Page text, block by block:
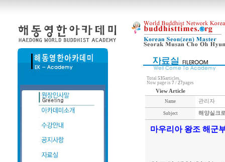
Total 535articles,
Now page is 7 / 27pages
View Article
Name 관리자
Subject 해양실크
마우리아 왕조 해군